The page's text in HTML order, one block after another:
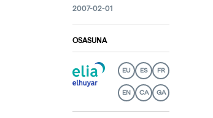
2007-02-01
OSASUNA
EU ES FR
EN CA GA